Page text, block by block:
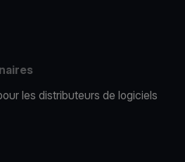
les distributeurs de logiciels